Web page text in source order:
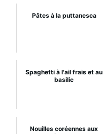
Pâtes à la puttanesca
Spaghetti à l'ail frais et au
basilic
Nouilles coréennes aux